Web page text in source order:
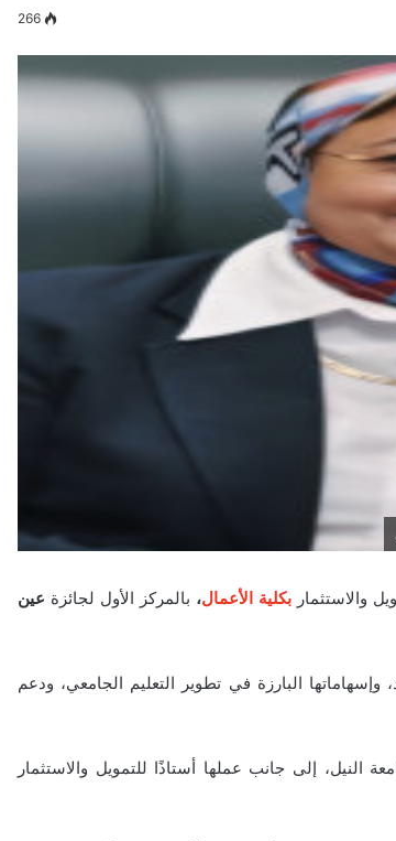
266
والاستثمار بكلية الأعمال، بالمركز الأول لجائزة عين
وإسهاماتها البارزة في تطوير التعليم الجامعي، ودعم
النيل، إلى جانب عملها أستاذًا للتمويل والاستثمار